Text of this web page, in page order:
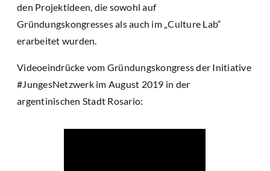
den Projektideen, die sowohl auf
Gründungskongresses als auch im „Culture Lab“
erarbeitet wurden.
Videoeindrücke vom Gründungskongress der Initiative
#JungesNetzwerk im August 2019 in der
argentinischen Stadt Rosario: